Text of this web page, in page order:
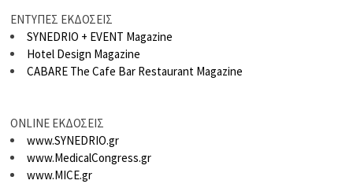
ΕΝΤΥΠΕΣ ΕΚΔΟΣΕΙΣ
SYNEDRIO + EVENT Magazine
Hotel Design Magazine
CABARE The Cafe Bar Restaurant Magazine
ONLINE ΕΚΔΟΣΕΙΣ
www.SYNEDRIO.gr
www.MedicalCongress.gr
www.MICE.gr